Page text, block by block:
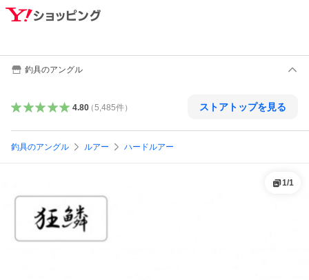
釣具のアングル
4.80（5,485件） ストアトップを見る
釣具のアングル ルアー ハードルアー
1/1